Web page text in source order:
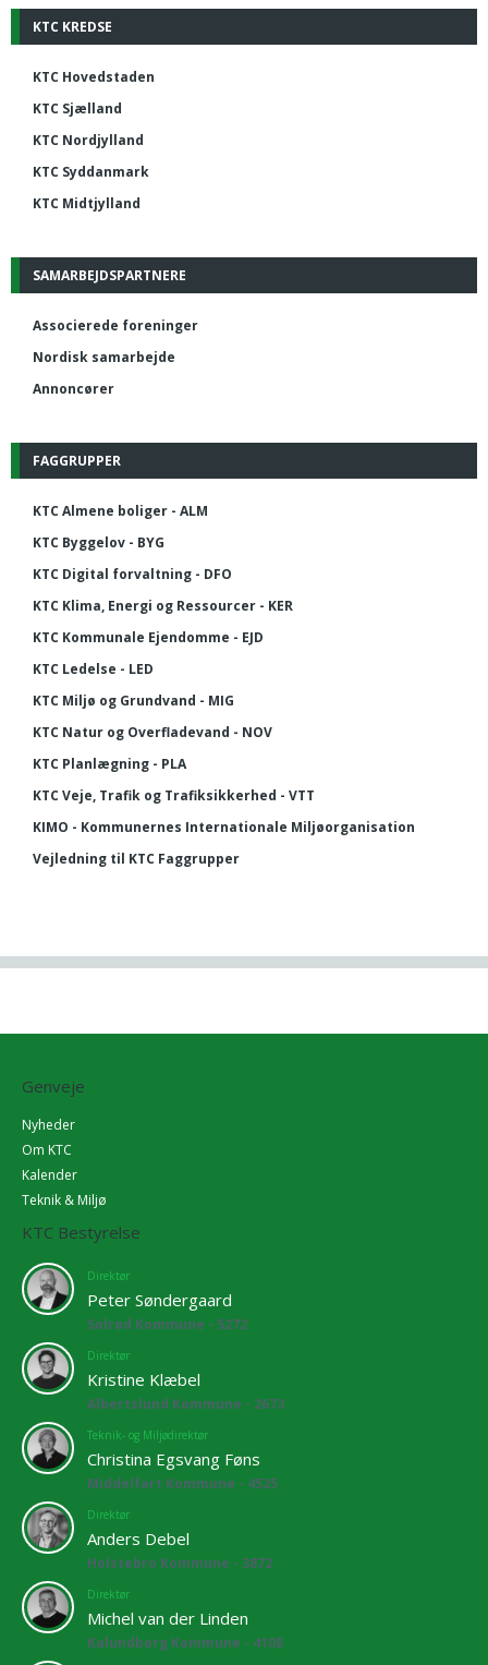
KTC KREDSE
KTC Hovedstaden
KTC Sjælland
KTC Nordjylland
KTC Syddanmark
KTC Midtjylland
SAMARBEJDSPARTNERE
Associerede foreninger
Nordisk samarbejde
Annoncører
FAGGRUPPER
KTC Almene boliger - ALM
KTC Byggelov - BYG
KTC Digital forvaltning - DFO
KTC Klima, Energi og Ressourcer - KER
KTC Kommunale Ejendomme - EJD
KTC Ledelse - LED
KTC Miljø og Grundvand - MIG
KTC Natur og Overfladevand - NOV
KTC Planlægning - PLA
KTC Veje, Trafik og Trafiksikkerhed - VTT
KIMO - Kommunernes Internationale Miljøorganisation
Vejledning til KTC Faggrupper
Genveje
Nyheder
Om KTC
Kalender
Teknik & Miljø
KTC Bestyrelse
Direktør
Peter Søndergaard
Solrød Kommune - 5272
Direktør
Kristine Klæbel
Albertslund Kommune - 2673
Teknik- og Miljødirektør
Christina Egsvang Føns
Middelfart Kommune - 4525
Direktør
Anders Debel
Holstebro Kommune - 3872
Direktør
Michel van der Linden
Kalundborg Kommune - 4108